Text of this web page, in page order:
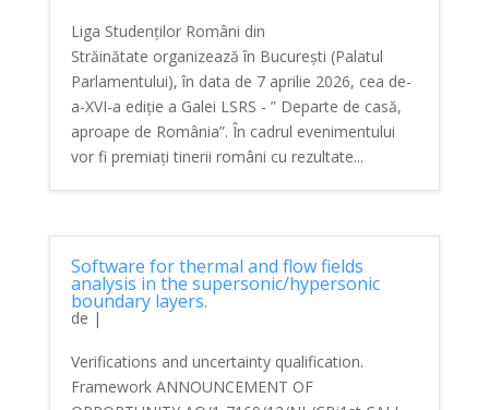
Liga Studenților Români din
Străinătate organizează în București (Palatul
Parlamentului), în data de 7 aprilie 2026, cea de-
a-XVI-a ediție a Galei LSRS - ” Departe de casă,
aproape de România”. În cadrul evenimentului
vor fi premiați tinerii români cu rezultate...
Software for thermal and flow fields
analysis in the supersonic/hypersonic
boundary layers.
de |
Verifications and uncertainty qualification.
Framework ANNOUNCEMENT OF